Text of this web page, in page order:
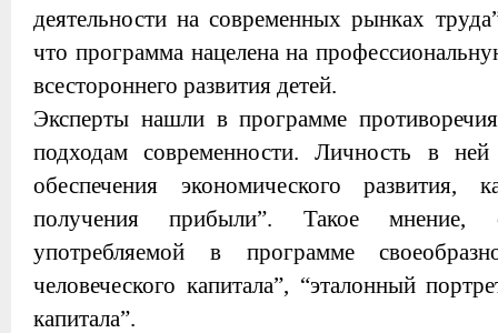
деятельности на современных рынках
что программа нацелена на
всестороннего развития детей.
Эксперты нашли в программе
подходам современности. Личность в
обеспечения экономического развития,
получения прибыли”. Такое мнение,
употребляемой в программе
человеческого капитала”, “эталонный
капитала”.